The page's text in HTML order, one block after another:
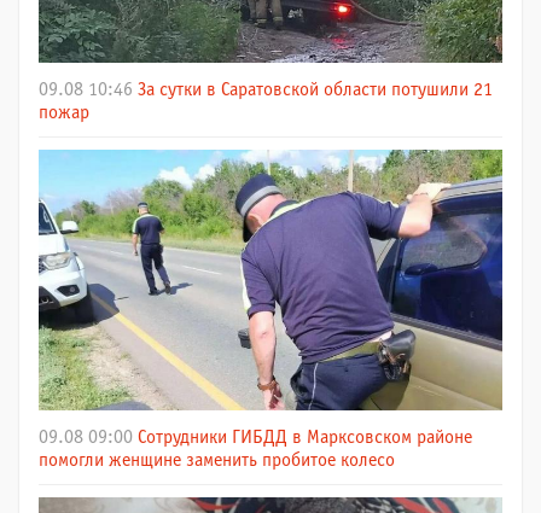
09.08 10:46 За сутки в Саратовской области потушили 21
пожар
09.08 09:00 Сотрудники ГИБДД в Марксовском районе
помогли женщине заменить пробитое колесо